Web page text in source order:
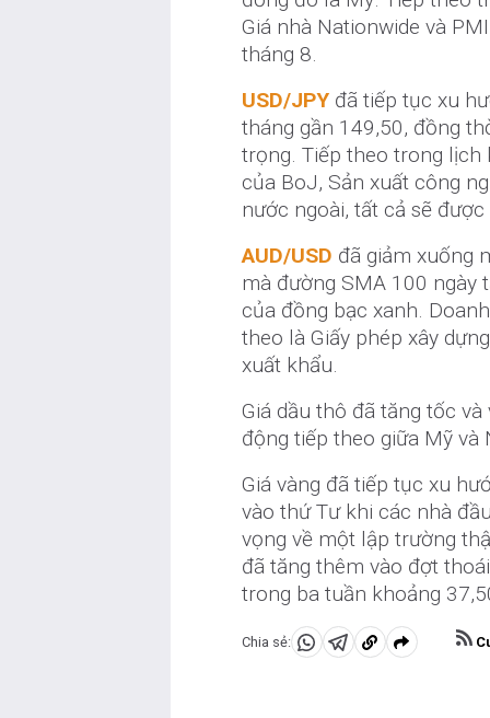
Giá nhà Nationwide và
tháng 8.
USD/JPYđã tiếp tục xu
tháng gần 149,50, đồng
trọng. Tiếp theo trong lịch
của BoJ, Sản xuất công
nước ngoài, tất cả sẽ
AUD/USD đã giảm xuống
mà đường SMA 100 ngày
của đồng bạc xanh.
theo là Giấy phép xây
xuất khẩu.
Giá dầu thô đã tăng tốc
động tiếp theo giữa Mỹ và
Giá vàng đã tiếp tục xu
vào thứ Tư khi các nhà
vọng về một lập trường
đã tăng thêm vào đợt
trong ba tuần khoảng
Chia sẻ:
Chia Chia Sao